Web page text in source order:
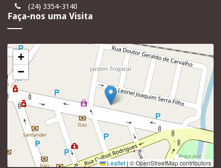
(24) 3354-3140
Faça-nos uma Visita
+
−
Leaflet | © OpenStreetMap contributors